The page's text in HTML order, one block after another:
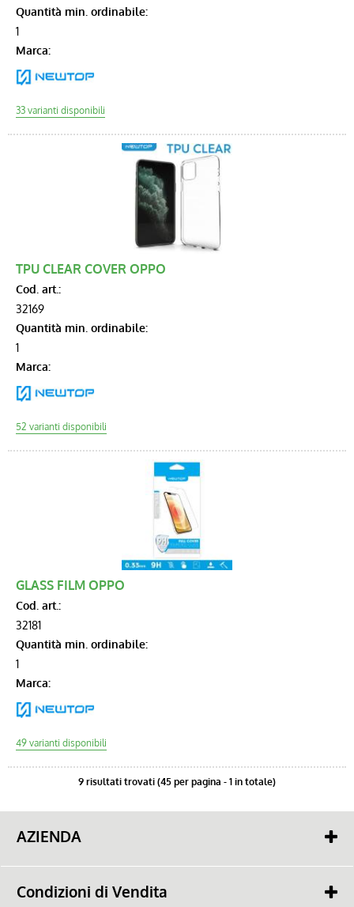
Quantità min. ordinabile:
1
Marca:
TPU CLEAR COVER OPPO
Cod. art.:
32169
Quantità min. ordinabile:
1
Marca:
GLASS FILM OPPO
Cod. art.:
32181
Quantità min. ordinabile:
1
Marca:
9 risultati trovati (45 per pagina - 1 in totale)
AZIENDA
Cash & Carry
Condizioni di Vendita